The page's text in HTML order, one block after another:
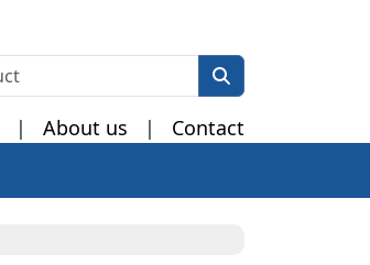
| About us |
Contact